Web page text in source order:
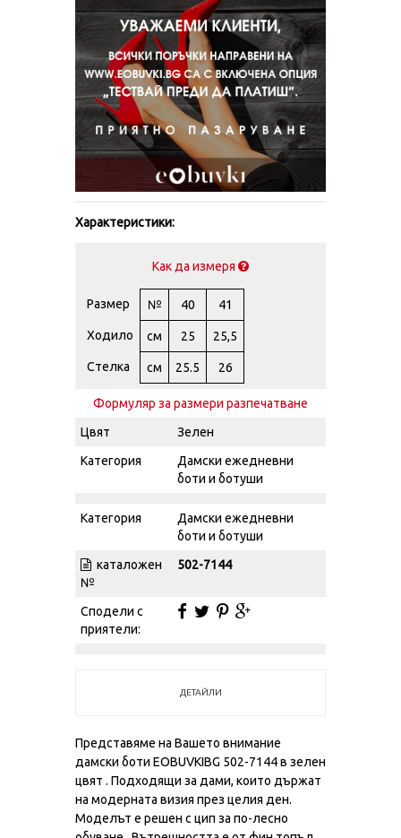
Характеристики:
Как да измеря
Размер № 40 41
Ходило см 25 25,5
Стелка см 25.5 26
Формуляр за размери разпечатване
Цвят
Зелен
Категория
Дамски ежедневни
боти и ботуши
Категория
Дамски ежедневни
боти и ботуши
каталожен
№
502-7144
Сподели с
приятели:
ДЕТАЙЛИ
Представяме на Вашето внимание
дамски боти EOBUVKIBG 502-7144 в зелен
цвят . Подходящи за дами, които държат
на модерната визия през целия ден.
Моделът е решен с цип за по-лесно